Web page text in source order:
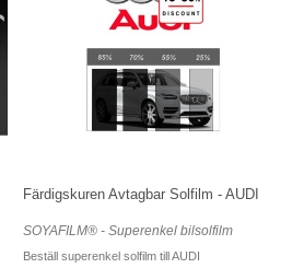
Färdigskuren Avtagbar Solfilm - AUDI
SOYAFILM® - Superenkel bilsolfilm
Beställ superenkel solfilm till AUDI